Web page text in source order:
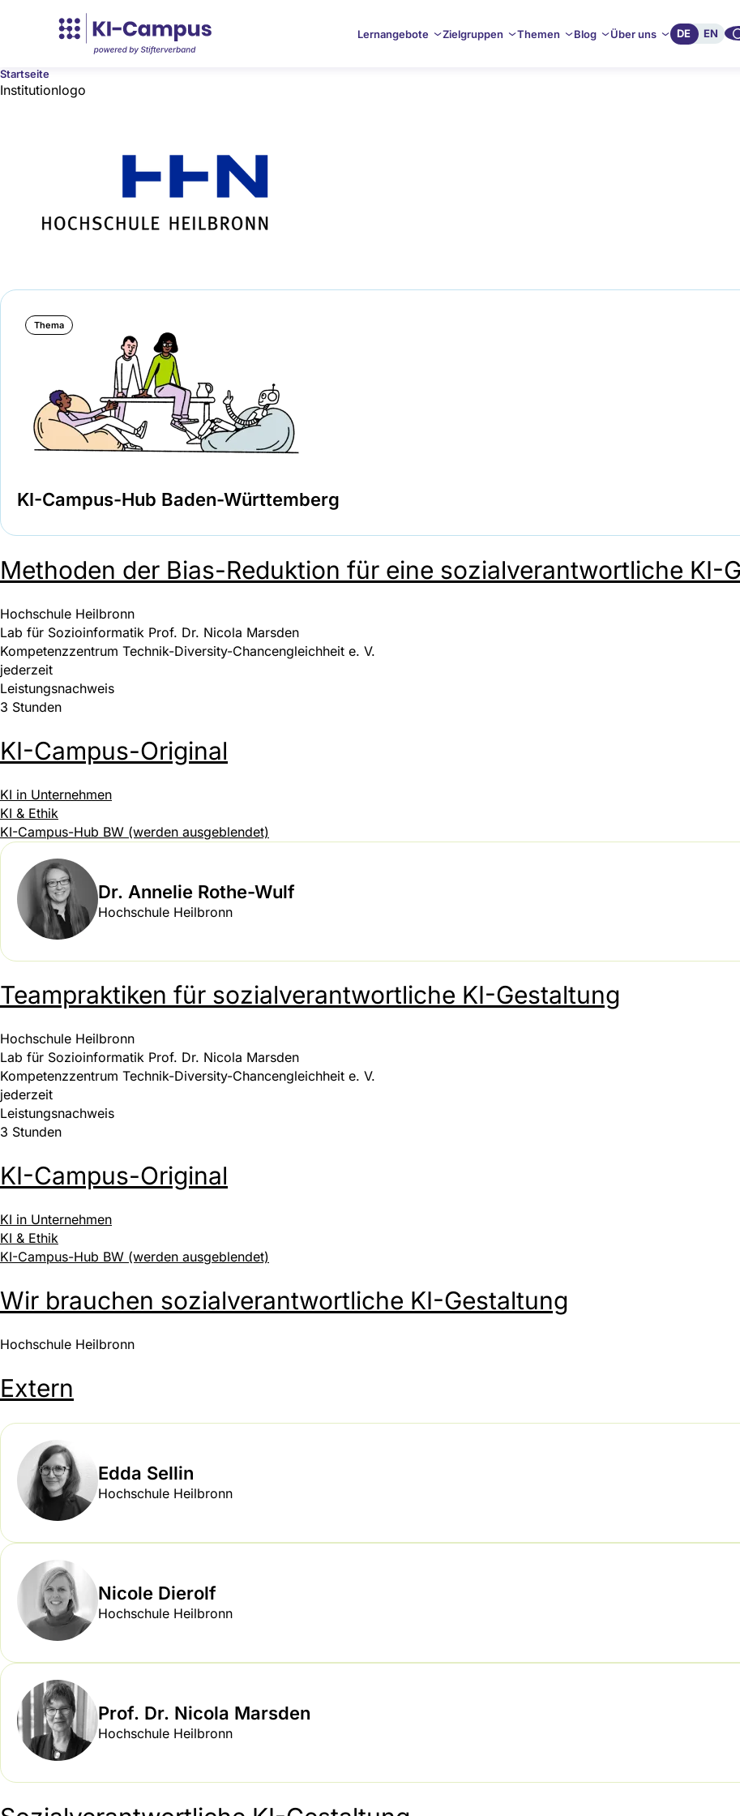
Lernangebote Zielgruppen Themen Blog Über uns DE EN
Startseite
Institutionlogo
Thema
KI-Campus-Hub Baden-Württemberg
Methoden der Bias-Reduktion für eine sozialverantwortliche KI-
Hochschule Heilbronn
Lab für Sozioinformatik Prof. Dr. Nicola Marsden
Kompetenzzentrum Technik-Diversity-Chancengleichheit e. V.
jederzeit
Leistungsnachweis
3 Stunden
KI-Campus-Original
KI in Unternehmen
KI & Ethik
KI-Campus-Hub BW (werden ausgeblendet)
Dr. Annelie Rothe-Wulf
Hochschule Heilbronn
Teampraktiken für sozialverantwortliche KI-Gestaltung
Hochschule Heilbronn
Lab für Sozioinformatik Prof. Dr. Nicola Marsden
Kompetenzzentrum Technik-Diversity-Chancengleichheit e. V.
jederzeit
Leistungsnachweis
3 Stunden
KI-Campus-Original
KI in Unternehmen
KI & Ethik
KI-Campus-Hub BW (werden ausgeblendet)
Wir brauchen sozialverantwortliche KI-Gestaltung
Hochschule Heilbronn
Extern
Edda Sellin
Hochschule Heilbronn
Nicole Dierolf
Hochschule Heilbronn
Prof. Dr. Nicola Marsden
Hochschule Heilbronn